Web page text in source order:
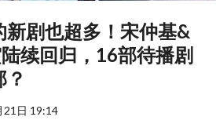
新剧也超多！宋仲基&
续回归，16部待播剧
21日 19:14